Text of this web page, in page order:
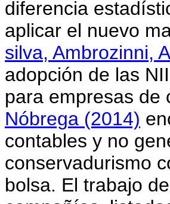
diferencia
aplicar el nuevo
silva, Ambrozinni,
adopción de las
para empresas
Nóbrega (2014)
contables y no
conservadurismo
bolsa. El trabajo de